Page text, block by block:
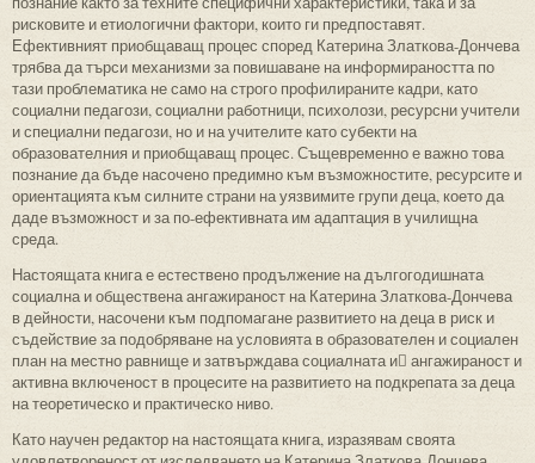
рисковите и етиологични фактори, които ги предпоставят.
Ефективният приобщаващ процес според Катерина Златкова-Дончева
трябва да търси механизми за повишаване на информираността по
тази проблематика не само на строго профилираните кадри, като
социални педагози, социални работници, психолози, ресурсни учители
и специални педагози, но и на учителите като субекти на
образователния и приобщаващ процес. Същевременно е важно това
познание да бъде насочено предимно към възможностите, ресурсите и
ориентацията към силните страни на уязвимите групи деца, което да
даде възможност и за по-ефективната им адаптация в училищна
среда.
Настоящата книга е естествено продължение на дългогодишната
социална и обществена ангажираност на Катерина Златкова-Дончева
в дейности, насочени към подпомагане развитието на деца в риск и
съдействие за подобряване на условията в образователен и социален
план на местно равнище и затвърждава социалната и ангажираност и
активна включеност в процесите на развитието на подкрепата за деца
на теоретическо и практическо ниво.
Като научен редактор на настоящата книга, изразявам своята